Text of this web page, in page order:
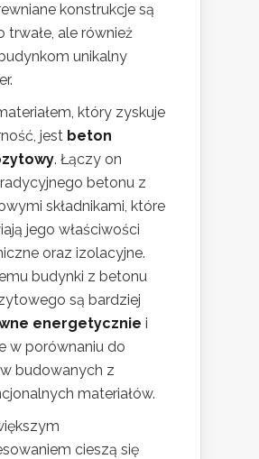
konstrukcje są
trwałe, ale również
unikalny
który zyskuje
jest beton
. Łączy on
betonu z
składnikami, które
jego właściwości
oraz izolacyjne.
budynki z betonu
są bardziej
energetycznie i
w porównaniu do
budowanych z
materiałów.
cieszą się